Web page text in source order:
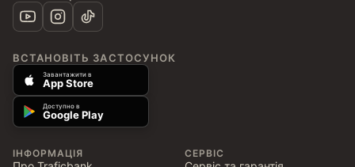
ВСТАНОВІТЬ ЗАСТОСУНОК
Завантажити в
App Store
Доступно в
Google Play
ІНФОРМАЦІЯ СЕРВІС